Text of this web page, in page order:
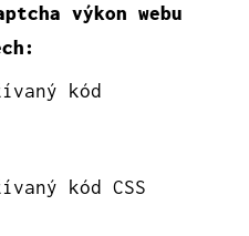
výkon webu
kód
kód CSS